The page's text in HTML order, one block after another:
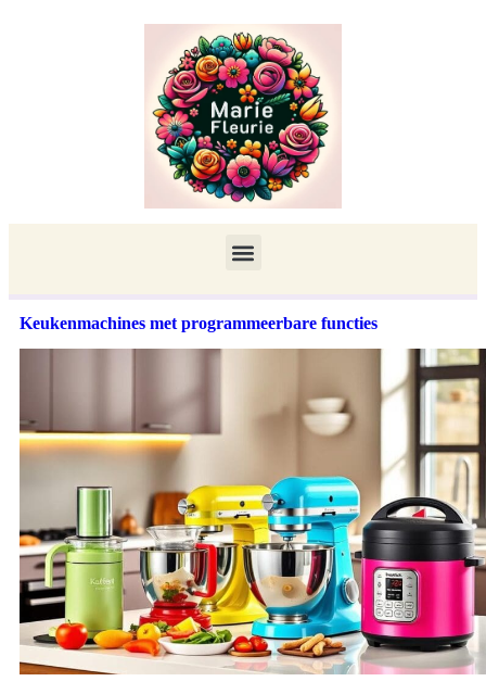
Keukenmachines met programmeerbare functies